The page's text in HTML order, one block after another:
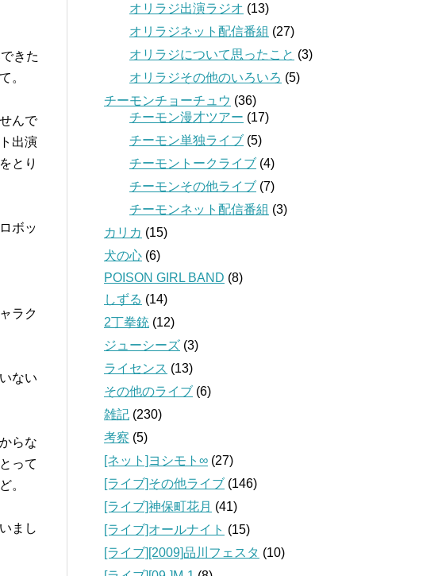
きた
。
んで
出演
とり
ボッ
ラク
ない
らな
って
。
まし
オリラジ出演ラジオ (13)
オリラジネット配信番組 (27)
オリラジについて思ったこと (3)
オリラジその他のいろいろ (5)
チーモンチョーチュウ (36)
チーモン漫才ツアー (17)
チーモン単独ライブ (5)
チーモントークライブ (4)
チーモンその他ライブ (7)
チーモンネット配信番組 (3)
カリカ (15)
犬の心 (6)
POISON GIRL BAND (8)
しずる (14)
2丁拳銃 (12)
ジューシーズ (3)
ライセンス (13)
その他のライブ (6)
雑記 (230)
考察 (5)
[ネット]ヨシモト∞ (27)
[ライブ]その他ライブ (146)
[ライブ]神保町花月 (41)
[ライブ]オールナイト (15)
[ライブ][2009]品川フェスタ (10)